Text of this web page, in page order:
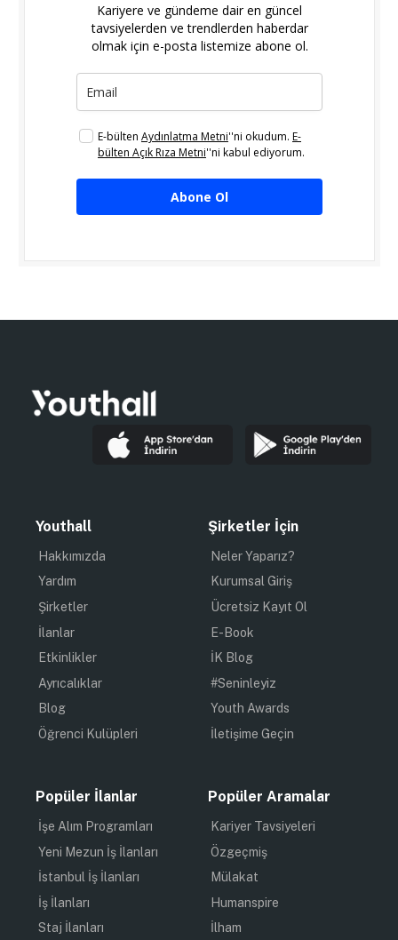
Kariyere ve gündeme dair en güncel
tavsiyelerden ve trendlerden haberdar
olmak için e-posta listemize abone ol.
E-bülten Aydınlatma Metni''ni okudum. E-
bülten Açık Rıza Metni''ni kabul ediyorum.
Abone Ol
Youthall
Hakkımızda
Yardım
Şirketler
İlanlar
Etkinlikler
Ayrıcalıklar
Blog
Öğrenci Kulüpleri
Şirketler İçin
Neler Yaparız?
Kurumsal Giriş
Ücretsiz Kayıt Ol
E-Book
İK Blog
#Seninleyiz
Youth Awards
İletişime Geçin
Popüler İlanlar
İşe Alım Programları
Yeni Mezun İş İlanları
İstanbul İş İlanları
İş İlanları
Staj İlanları
Popüler Aramalar
Kariyer Tavsiyeleri
Özgeçmiş
Mülakat
Humanspire
İlham